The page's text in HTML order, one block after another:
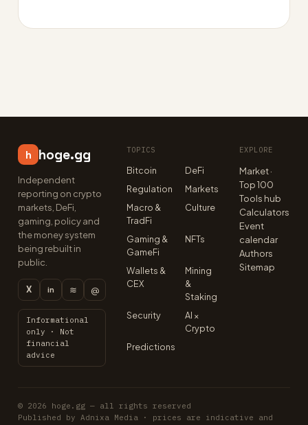
h hoge.gg
Independent
reporting on crypto
markets, DeFi,
gaming, policy and
the money system
being rebuilt in
public.
X in ≋ @
Informational
only · Not
financial
advice
TOPICS
Bitcoin
DeFi
Regulation
Markets
Macro &
TradFi
Culture
Gaming &
GameFi
NFTs
Wallets &
CEX
Mining
&
Staking
Security
AI ×
Crypto
Predictions
EXPLORE
Market ·
Top 100
Tools hub
Calculators
Event
calendar
Authors
Sitemap
© 2026 hoge.gg — all rights reserved
Published by Adnixa Media · prices are indicative and